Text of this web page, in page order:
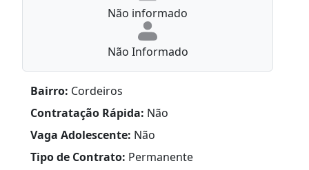
Não informado
Não Informado
Bairro: Cordeiros
Contratação Rápida: Não
Vaga Adolescente: Não
Tipo de Contrato: Permanente